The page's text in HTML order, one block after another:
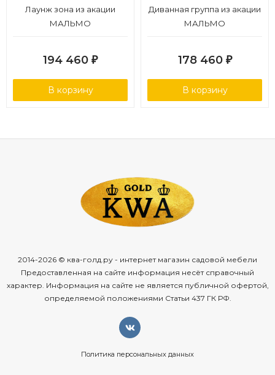
Лаунж зона из акации
МАЛЬМО
194 460 ₽
В корзину
Диванная группа из акации
МАЛЬМО
178 460 ₽
В корзину
2014-2026 © ква-голд.ру - интернет магазин садовой мебели
Предоставленная на сайте информация несёт справочный
характер. Информация на сайте не является публичной офертой,
определяемой положениями Статьи 437 ГК РФ.
Политика персональных данных